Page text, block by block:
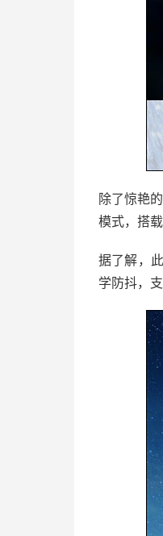
除了惊艳的
模式，搭
据了解，
学防抖，